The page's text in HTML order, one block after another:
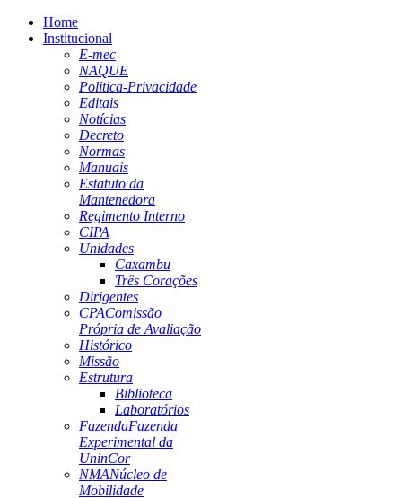
Home
Institucional
E-mec
NAQUE
Politica-Privacidade
Editais
Notícias
Decreto
Normas
Manuais
Estatuto da
Mantenedora
Regimento Interno
CIPA
Unidades
Caxambu
Três Corações
Dirigentes
CPAComissão
Própria de Avaliação
Histórico
Missão
Estrutura
Biblioteca
Laboratórios
FazendaFazenda
Experimental da
UninCor
NMANúcleo de
Mobilidade